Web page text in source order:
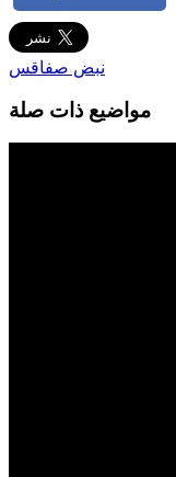
نبض صفاقس
مواضيع ذات صلة